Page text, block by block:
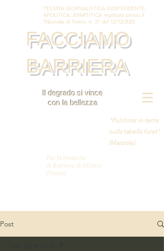
TESTATA GIORNALISTICA INDIPENDENTE,
APOLITICA, APARTITICA registrata presso il
Tribunale di Torino, n. 27 del 12/12/2025
FACCIAMO
BARRIERA
Il degrado si vince
con la bellezza
"Pulchrior in terris
nulla tabella foret"
(Marziale)
Per la rinascita
di Barriera di Milano
(Torino)
Post